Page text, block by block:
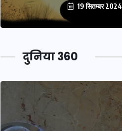
19 सितम्बर 2024
दुनिया 360